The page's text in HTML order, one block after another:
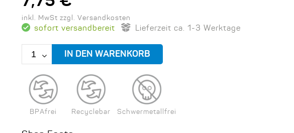
inkl. MwSt zzgl. Versandkosten
sofort versandbereit Lieferzeit ca. 1-3 Werktage
BPAfrei Recyclebar Schwermetallfrei